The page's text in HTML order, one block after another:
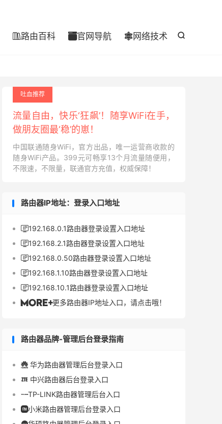

路由百科 官网导航  网络技术
吐血推荐
流量自由，快乐‘狂飙’！随享WiFi在手，
做朋友圈最‘稳’的崽！
中国联通随身WiFi，官方出品，唯一运营商收款的
随身WiFi产品。399元可畅享13个月流量随便用，
不限速，不限量，联通官方充值，权威保障！
路由器IP地址：登录入口地址
192.168.0.1路由器登录设置入口地址
192.168.2.1路由器登录设置入口地址
192.168.0.50路由器登录设置入口地址
192.168.1.10路由器登录设置入口地址
192.168.10.1路由器登录设置入口地址
更多路由器IP地址入口，请点击哦！
路由器品牌-管理后台登录指南
 华为路由器管理后台登录入口
 中兴路由器后台登录入口
TP-LINK路由器管理后台入口
小米路由器管理后台登录入口